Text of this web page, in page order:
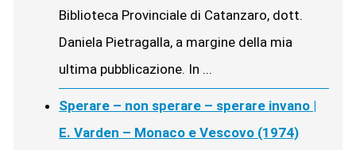
Biblioteca Provinciale di Catanzaro, dott.
Daniela Pietragalla, a margine della mia
ultima pubblicazione. In ...
Sperare – non sperare – sperare invano |
E. Varden – Monaco e Vescovo (1974)